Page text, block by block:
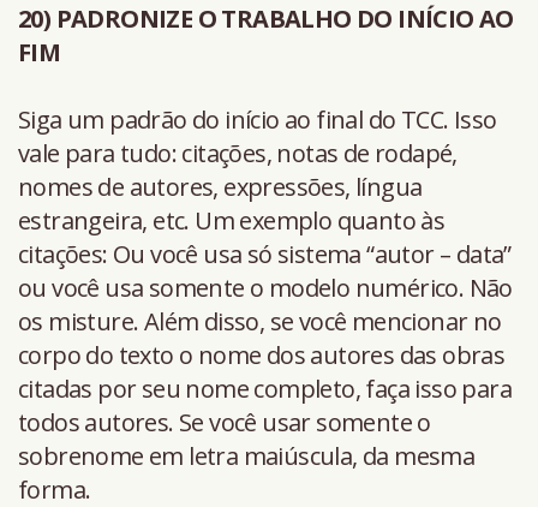
20) PADRONIZE O TRABALHO DO INÍCIO AO
FIM
Siga um padrão do início ao final do TCC. Isso
vale para tudo: citações, notas de rodapé,
nomes de autores, expressões, língua
estrangeira, etc. Um exemplo quanto às
citações: Ou você usa só sistema “autor – data”
ou você usa somente o modelo numérico. Não
os misture. Além disso, se você mencionar no
corpo do texto o nome dos autores das obras
citadas por seu nome completo, faça isso para
todos autores. Se você usar somente o
sobrenome em letra maiúscula, da mesma
forma.